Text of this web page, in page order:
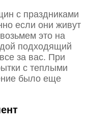
с праздниками
если они живут
это на
подходящий
за вас. При
с теплыми
было еще